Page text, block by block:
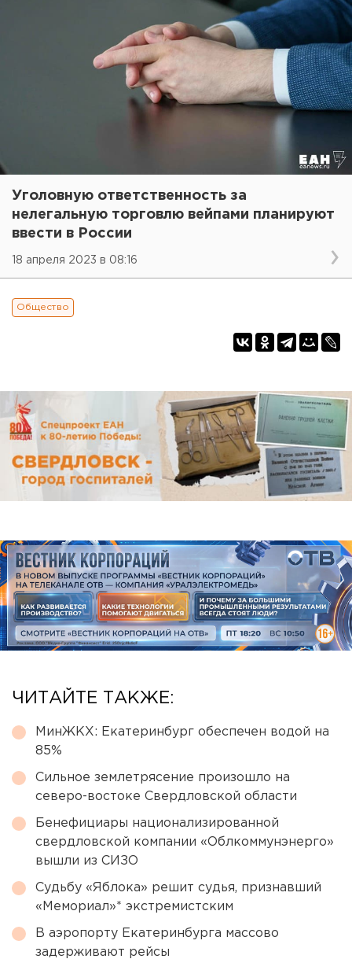
Уголовную ответственность за
нелегальную торговлю вейпами планируют
ввести в России
18 апреля 2023 в 08:16
Общество
ЧИТАЙТЕ ТАКЖЕ:
МинЖКХ: Екатеринбург обеспечен водой на
85%
Сильное землетрясение произошло на
северо-востоке Свердловской области
Бенефициары национализированной
свердловской компании «Облкоммунэнерго»
вышли из СИЗО
Судьбу «Яблока» решит судья, признавший
«Мемориал»* экстремистским
В аэропорту Екатеринбурга массово
задерживают рейсы